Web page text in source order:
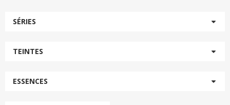
SÉRIES
TEINTES
ESSENCES